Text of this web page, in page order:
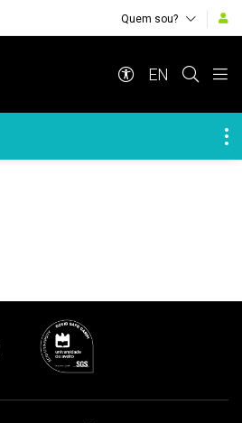
Quem sou?
EN